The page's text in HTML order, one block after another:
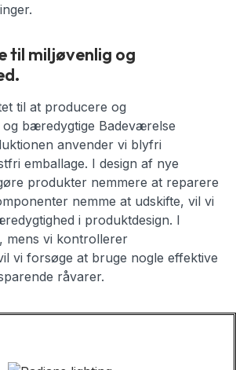
til miljøvenlig og
til at producere og
og bæredygtige Badeværelse
anvender vi blyfri
emballage. I design af nye
produkter nemmere at reparere
nemme at udskifte, vil vi
i produktdesign. I
mens vi kontrollerer
vi forsøge at bruge nogle effektive
råvarer.